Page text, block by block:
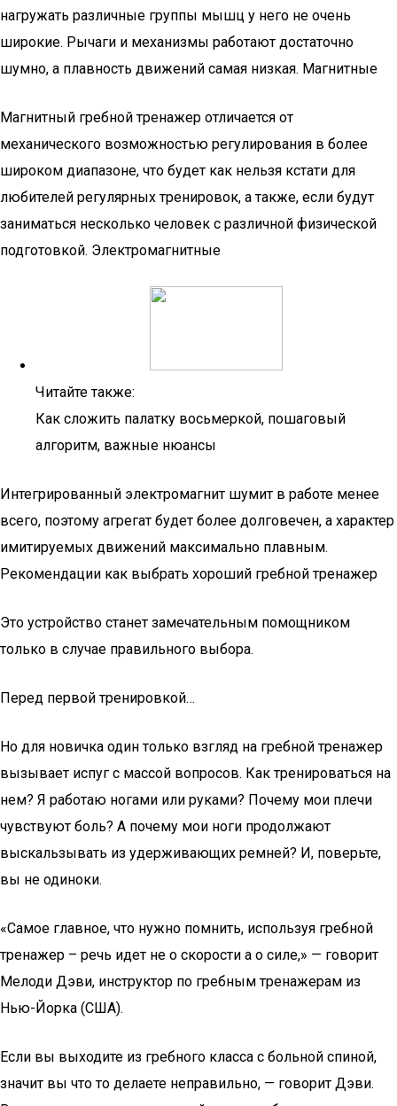
нагружать различные группы мышц у него не очень
широкие. Рычаги и механизмы работают достаточно
шумно, а плавность движений самая низкая. Магнитные
Магнитный гребной тренажер отличается от
механического возможностью регулирования в более
широком диапазоне, что будет как нельзя кстати для
любителей регулярных тренировок, а также, если будут
заниматься несколько человек с различной физической
подготовкой. Электромагнитные
Читайте также:
Как сложить палатку восьмеркой, пошаговый
алгоритм, важные нюансы
Интегрированный электромагнит шумит в работе менее
всего, поэтому агрегат будет более долговечен, а характер
имитируемых движений максимально плавным.
Рекомендации как выбрать хороший гребной тренажер
Это устройство станет замечательным помощником
только в случае правильного выбора.
Перед первой тренировкой…
Но для новичка один только взгляд на гребной тренажер
вызывает испуг с массой вопросов. Как тренироваться на
нем? Я работаю ногами или руками? Почему мои плечи
чувствуют боль? А почему мои ноги продолжают
выскальзывать из удерживающих ремней? И, поверьте,
вы не одиноки.
«Самое главное, что нужно помнить, используя гребной
тренажер – речь идет не о скорости а о силе,» — говорит
Мелоди Дэви, инструктор по гребным тренажерам из
Нью-Йорка (США).
Если вы выходите из гребного класса с больной спиной,
значит вы что то делаете неправильно, — говорит Дэви.